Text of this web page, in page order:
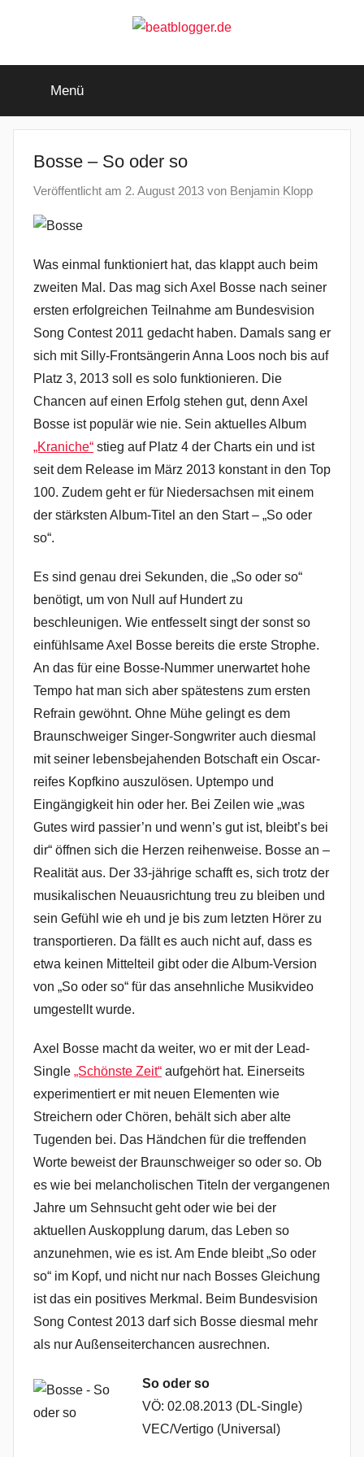
beatblogger.de
beat
goes
Menü
Bosse – So oder so
Veröffentlicht am 2. August 2013 von Benjamin Klopp
Was einmal funktioniert hat, das klappt auch beim
zweiten Mal. Das mag sich Axel Bosse nach seiner
ersten erfolgreichen Teilnahme am Bundesvision
Song Contest 2011 gedacht haben. Damals sang er
sich mit Silly-Frontsängerin Anna Loos noch bis auf
Platz 3, 2013 soll es solo funktionieren. Die
Chancen auf einen Erfolg stehen gut, denn Axel
Bosse ist populär wie nie. Sein aktuelles Album
„Kraniche“ stieg auf Platz 4 der Charts ein und ist
seit dem Release im März 2013 konstant in den Top
100. Zudem geht er für Niedersachsen mit einem
der stärksten Album-Titel an den Start – „So oder
so“.
Es sind genau drei Sekunden, die „So oder so“
benötigt, um von Null auf Hundert zu
beschleunigen. Wie entfesselt singt der sonst so
einfühlsame Axel Bosse bereits die erste Strophe.
An das für eine Bosse-Nummer unerwartet hohe
Tempo hat man sich aber spätestens zum ersten
Refrain gewöhnt. Ohne Mühe gelingt es dem
Braunschweiger Singer-Songwriter auch diesmal
mit seiner lebensbejahenden Botschaft ein Oscar-
reifes Kopfkino auszulösen. Uptempo und
Eingängigkeit hin oder her. Bei Zeilen wie „was
Gutes wird passier’n und wenn’s gut ist, bleibt’s bei
dir“ öffnen sich die Herzen reihenweise. Bosse an –
Realität aus. Der 33-jährige schafft es, sich trotz der
musikalischen Neuausrichtung treu zu bleiben und
sein Gefühl wie eh und je bis zum letzten Hörer zu
transportieren. Da fällt es auch nicht auf, dass es
etwa keinen Mittelteil gibt oder die Album-Version
von „So oder so“ für das ansehnliche Musikvideo
umgestellt wurde.
Axel Bosse macht da weiter, wo er mit der Lead-
Single „Schönste Zeit“ aufgehört hat. Einerseits
experimentiert er mit neuen Elementen wie
Streichern oder Chören, behält sich aber alte
Tugenden bei. Das Händchen für die treffenden
Worte beweist der Braunschweiger so oder so. Ob
es wie bei melancholischen Titeln der vergangenen
Jahre um Sehnsucht geht oder wie bei der
aktuellen Auskopplung darum, das Leben so
anzunehmen, wie es ist. Am Ende bleibt „So oder
so“ im Kopf, und nicht nur nach Bosses Gleichung
ist das ein positives Merkmal. Beim Bundesvision
Song Contest 2013 darf sich Bosse diesmal mehr
als nur Außenseiterchancen ausrechnen.
So oder so
VÖ: 02.08.2013 (DL-Single)
VEC/Vertigo (Universal)